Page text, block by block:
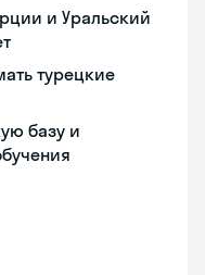
и Уральский
турецкие
базу и